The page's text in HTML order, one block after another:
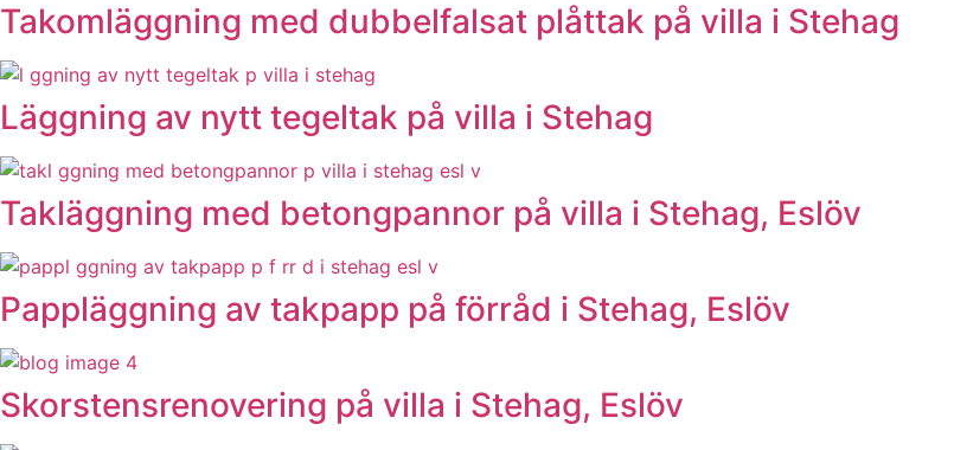
Takomläggning med dubbelfalsat plåttak på villa i Stehag
Läggning av nytt tegeltak på villa i Stehag
Takläggning med betongpannor på villa i Stehag, Eslöv
Pappläggning av takpapp på förråd i Stehag, Eslöv
Skorstensrenovering på villa i Stehag, Eslöv